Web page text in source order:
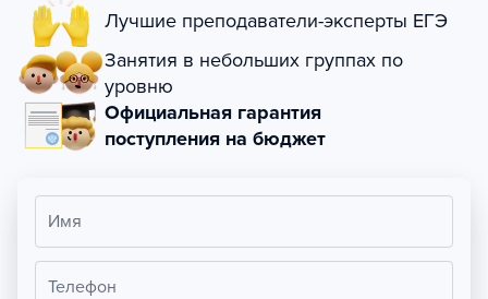
Лучшие преподаватели-эксперты ЕГЭ
Занятия в небольших группах по
уровню
Официальная гарантия
поступления на бюджет
Имя
Телефон